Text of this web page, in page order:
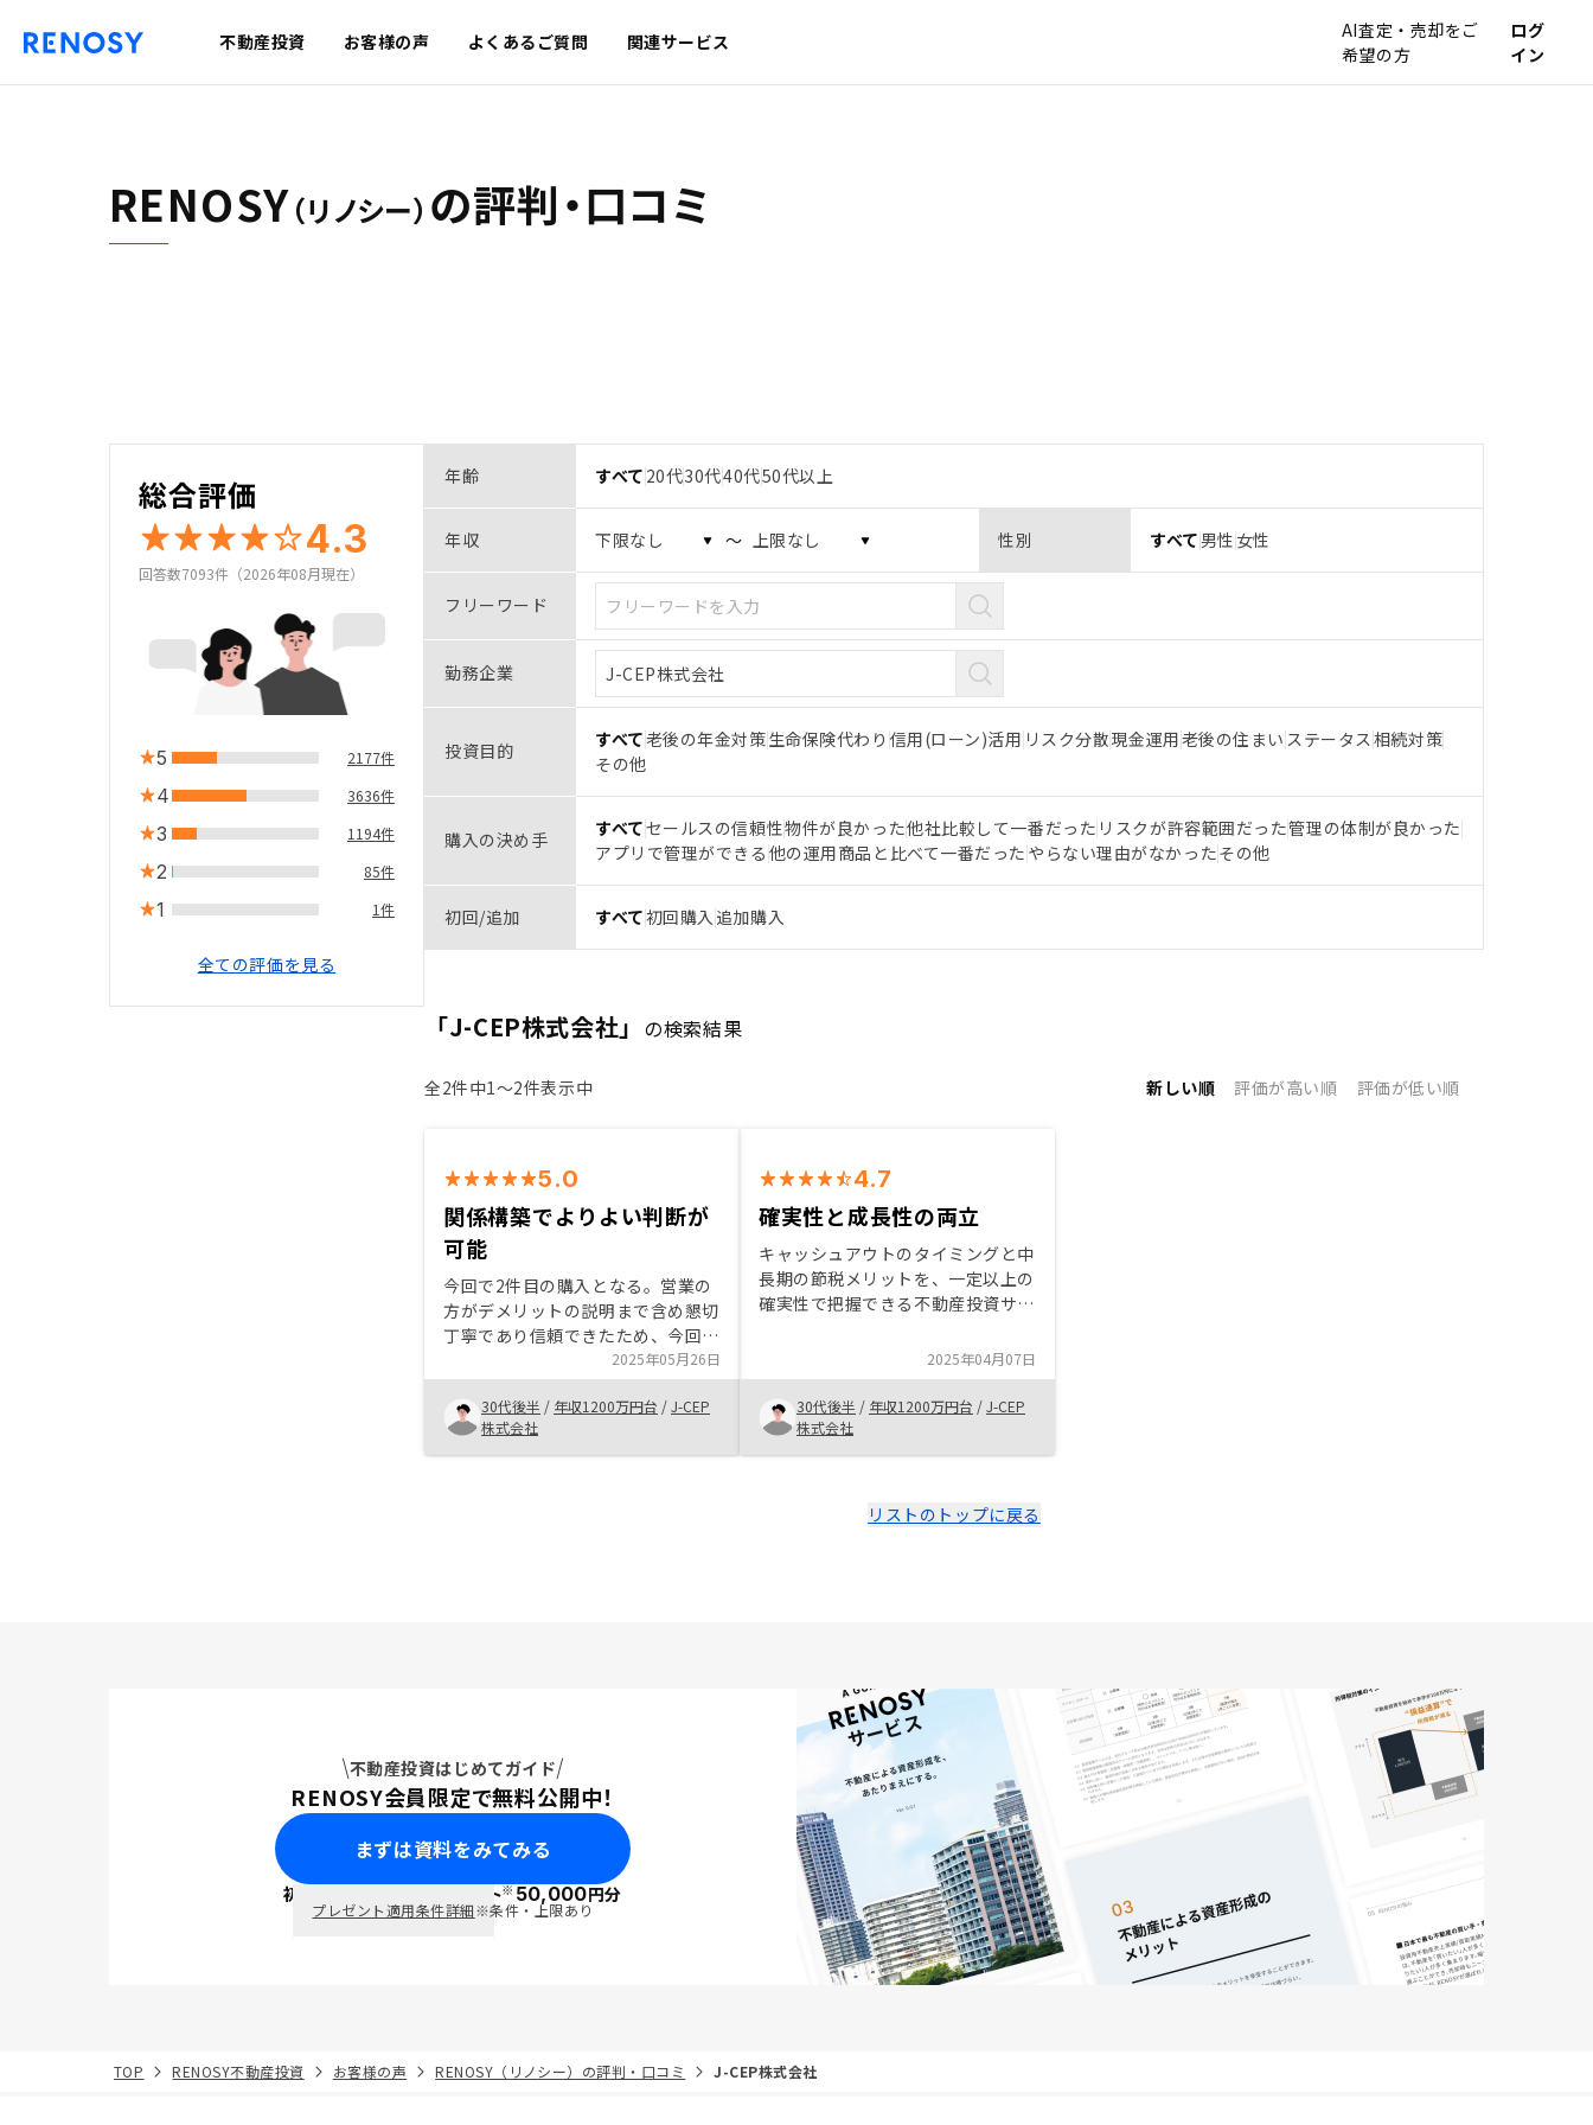
不動産投資 お客様の声 よくあるご質問 関連サービス
AI査定・売却をご
希望の方
ログ
イン
RENOSY（リノシー） の評判・口コミ
総合評価
4.3
回答数7093件（2026年08月現在）
5 2177件
4 3636件
3 1194件
2 85件
1 1件
全ての評価を見る
年齢 すべて 20代30代40代50代以上
年収 〜 性別 すべて 男性 女性
フリーワード
勤務企業
投資目的 すべて老後の年金対策生命保険代わり 信用(ローン)活用 リスク分散現金運用老後の住まい ステータス相続対策
その他
購入の決め手 すべてセールスの信頼性物件が良かった他社比較して一番だった リスクが許容範囲だった管理の体制が良かった
アプリで管理ができる 他の運用商品と比べて一番だった やらない理由がなかったその他
初回/追加 すべて初回購入 追加購入
「J-CEP株式会社」 の検索結果
全2件中1〜2件表示中 新しい順 評価が高い順 評価が低い順
5.0
関係構築でよりよい判断が
可能
今回で2件目の購入となる。営業の
方がデメリットの説明まで含め懇切
丁寧であり信頼できたため、今回も
中長期で投資案件を模索していた。
時間軸的にはそこそこ長くとり、複
数案件の比較検討の余地がある中、
もろもろクリアにした状態での意思
決定ができた。 購入でおしまいと
2025年05月26日
30代後半 / 年収1200万円台 /J-CEP
株式会社
4.7
確実性と成長性の両立
キャッシュアウトのタイミングと中
長期の節税メリットを、一定以上の
確実性で把握できる不動産投資サー
に最大手としての物件調達力が乗っ
かるので、リスク分散を考える方な
ら尚更、この信頼度の高さが理解で
きると思います。 私は良い営業担
当に恵まれたのですが、彼のような
顧客アロケーションがあればいいな
と思います。おそらくすでにある気
2025年04月07日
30代後半 / 年収1200万円台 /J-CEP
株式会社
リストのトップに戻る
不動産投資はじめてガイド
RENOSY会員限定で無料公開中！
まずは資料をみてみる
初回面談で ポイント※50,000円分
プレゼント適用条件詳細※条件・上限あり
TOP RENOSY不動産投資 お客様の声 RENOSY（リノシー）の評判・口コミ J-CEP株式会社